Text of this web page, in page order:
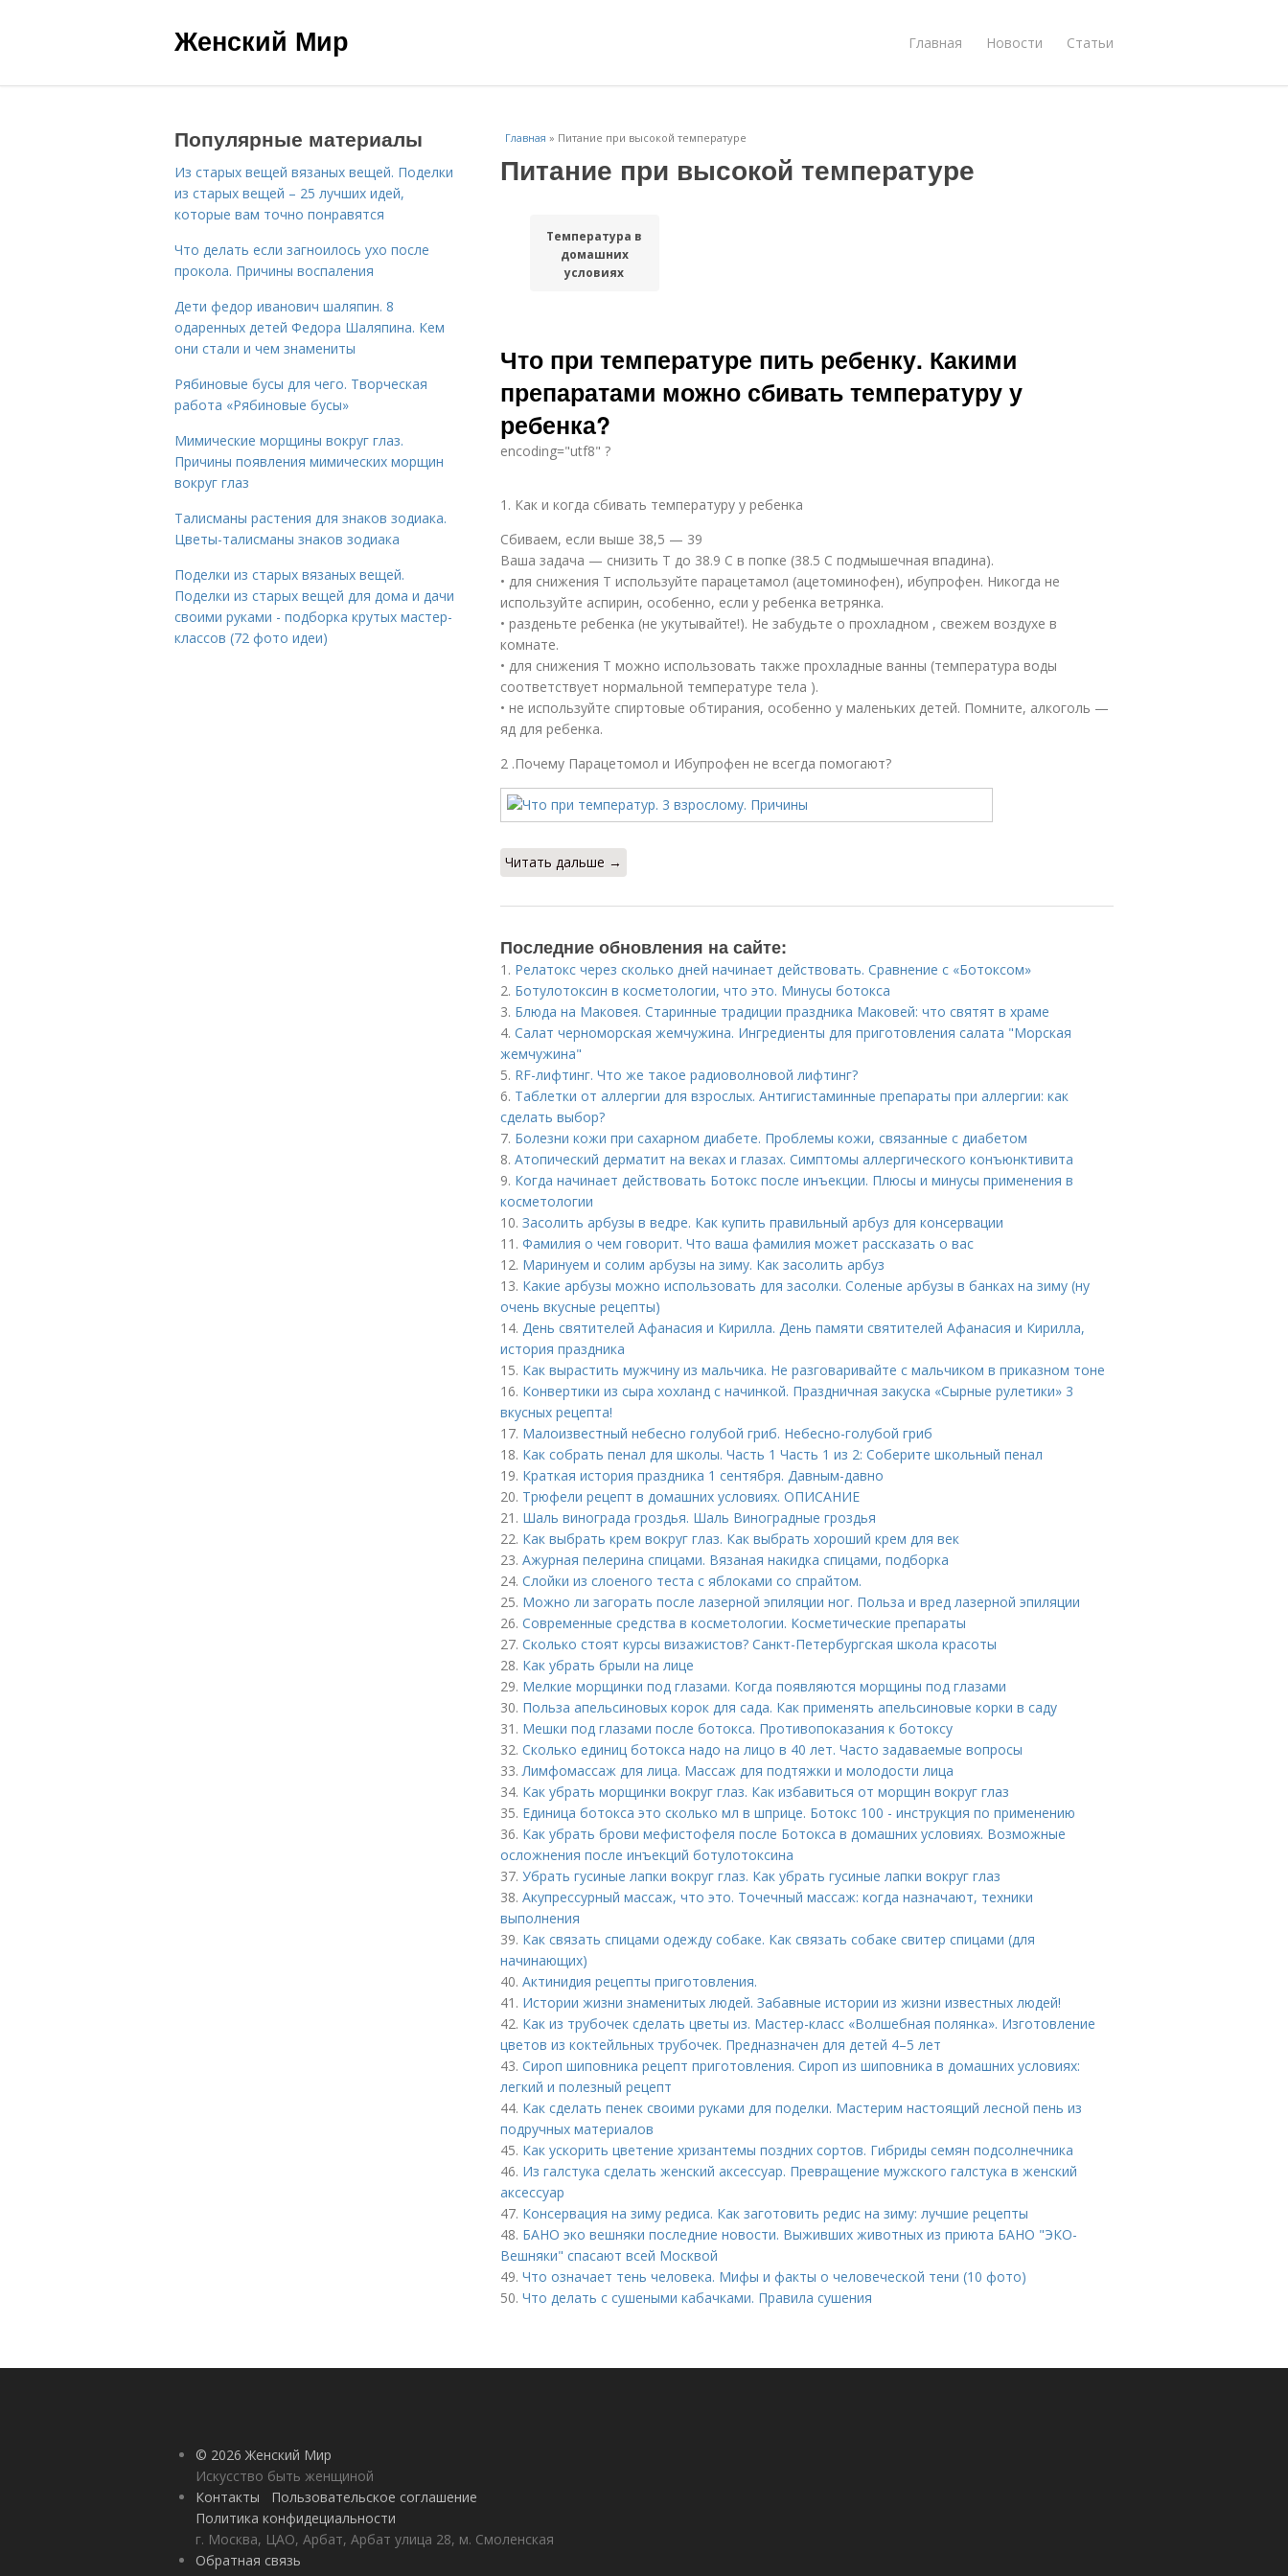
Женский Мир Главная Новости Статьи
Главная » Питание при высокой температуре
Питание при высокой температуре
Температура в
домашних
условиях
Что при температуре пить ребенку. Какими
препаратами можно сбивать температуру у
ребенка?
encoding="utf8" ?
1. Как и когда сбивать температуру у ребенка
Сбиваем, если выше 38,5 — 39
Ваша задача — снизить Т до 38.9 С в попке (38.5 С подмышечная впадина).
• для снижения Т используйте парацетамол (ацетоминофен), ибупрофен. Никогда не
используйте аспирин, особенно, если у ребенка ветрянка.
• разденьте ребенка (не укутывайте!). Не забудьте о прохладном , свежем воздухе в
комнате.
• для снижения Т можно использовать также прохладные ванны (температура воды
соответствует нормальной температуре тела ).
• не используйте спиртовые обтирания, особенно у маленьких детей. Помните, алкоголь —
яд для ребенка.
2 .Почему Парацетомол и Ибупрофен не всегда помогают?
Читать дальше →
Последние обновления на сайте:
1. Релатокс через сколько дней начинает действовать. Сравнение с «Ботоксом»
2. Ботулотоксин в косметологии, что это. Минусы ботокса
3. Блюда на Маковея. Старинные традиции праздника Маковей: что святят в храме
4. Салат черноморская жемчужина. Ингредиенты для приготовления салата "Морская
жемчужина"
5. RF-лифтинг. Что же такое радиоволновой лифтинг?
6. Таблетки от аллергии для взрослых. Антигистаминные препараты при аллергии: как
сделать выбор?
7. Болезни кожи при сахарном диабете. Проблемы кожи, связанные с диабетом
8. Атопический дерматит на веках и глазах. Симптомы аллергического конъюнктивита
9. Когда начинает действовать Ботокс после инъекции. Плюсы и минусы применения в
косметологии
10. Засолить арбузы в ведре. Как купить правильный арбуз для консервации
11. Фамилия о чем говорит. Что ваша фамилия может рассказать о вас
12. Маринуем и солим арбузы на зиму. Как засолить арбуз
13. Какие арбузы можно использовать для засолки. Соленые арбузы в банках на зиму (ну
очень вкусные рецепты)
14. День святителей Афанасия и Кирилла. День памяти святителей Афанасия и Кирилла,
история праздника
15. Как вырастить мужчину из мальчика. Не разговаривайте с мальчиком в приказном тоне
16. Конвертики из сыра хохланд с начинкой. Праздничная закуска «Сырные рулетики» 3
вкусных рецепта!
17. Малоизвестный небесно голубой гриб. Небесно-голубой гриб
18. Как собрать пенал для школы. Часть 1 Часть 1 из 2: Соберите школьный пенал
19. Краткая история праздника 1 сентября. Давным-давно
20. Трюфели рецепт в домашних условиях. ОПИСАНИЕ
21. Шаль винограда гроздья. Шаль Виноградные гроздья
22. Как выбрать крем вокруг глаз. Как выбрать хороший крем для век
23. Ажурная пелерина спицами. Вязаная накидка спицами, подборка
24. Слойки из слоеного теста с яблоками со спрайтом.
25. Можно ли загорать после лазерной эпиляции ног. Польза и вред лазерной эпиляции
26. Современные средства в косметологии. Косметические препараты
27. Сколько стоят курсы визажистов? Санкт-Петербургская школа красоты
28. Как убрать брыли на лице
29. Мелкие морщинки под глазами. Когда появляются морщины под глазами
30. Польза апельсиновых корок для сада. Как применять апельсиновые корки в саду
31. Мешки под глазами после ботокса. Противопоказания к ботоксу
32. Сколько единиц ботокса надо на лицо в 40 лет. Часто задаваемые вопросы
33.Лимфомассаж для лица. Массаж для подтяжки и молодости лица
34. Как убрать морщинки вокруг глаз. Как избавиться от морщин вокруг глаз
35. Единица ботокса это сколько мл в шприце. Ботокс 100 - инструкция по применению
36. Как убрать брови мефистофеля после Ботокса в домашних условиях. Возможные
осложнения после инъекций ботулотоксина
37. Убрать гусиные лапки вокруг глаз. Как убрать гусиные лапки вокруг глаз
38. Акупрессурный массаж, что это. Точечный массаж: когда назначают, техники
выполнения
39. Как связать спицами одежду собаке. Как связать собаке свитер спицами (для
начинающих)
40. Актинидия рецепты приготовления.
41. Истории жизни знаменитых людей. Забавные истории из жизни известных людей!
42. Как из трубочек сделать цветы из. Мастер-класс «Волшебная полянка». Изготовление
цветов из коктейльных трубочек. Предназначен для детей 4–5 лет
43. Сироп шиповника рецепт приготовления. Сироп из шиповника в домашних условиях:
легкий и полезный рецепт
44. Как сделать пенек своими руками для поделки. Мастерим настоящий лесной пень из
подручных материалов
45. Как ускорить цветение хризантемы поздних сортов. Гибриды семян подсолнечника
46. Из галстука сделать женский аксессуар. Превращение мужского галстука в женский
аксессуар
47. Консервация на зиму редиса. Как заготовить редис на зиму: лучшие рецепты
48. БАНО эко вешняки последние новости. Выживших животных из приюта БАНО "ЭКО-
Вешняки" спасают всей Москвой
49. Что означает тень человека. Мифы и факты о человеческой тени (10 фото)
50. Что делать с сушеными кабачками. Правила сушения
Популярные материалы
Из старых вещей вязаных вещей. Поделки
из старых вещей – 25 лучших идей,
которые вам точно понравятся
Что делать если загноилось ухо после
прокола. Причины воспаления
Дети федор иванович шаляпин. 8
одаренных детей Федора Шаляпина. Кем
они стали и чем знамениты
Рябиновые бусы для чего. Творческая
работа «Рябиновые бусы»
Мимические морщины вокруг глаз.
Причины появления мимических морщин
вокруг глаз
Талисманы растения для знаков зодиака.
Цветы-талисманы знаков зодиака
Поделки из старых вязаных вещей.
Поделки из старых вещей для дома и дачи
своими руками - подборка крутых мастер-
классов (72 фото идеи)
© 2026 Женский Мир
Искусство быть женщиной
Контакты
Пользовательское соглашение
Политика конфидециальности
г. Москва, ЦАО, Арбат, Арбат улица 28, м. Смоленская
Обратная связь